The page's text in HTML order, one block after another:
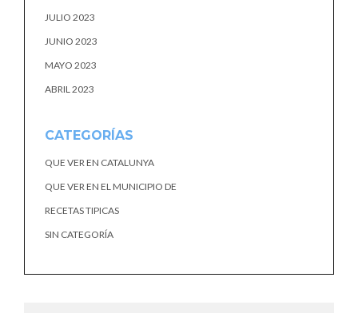
JULIO 2023
JUNIO 2023
MAYO 2023
ABRIL 2023
CATEGORÍAS
QUE VER EN CATALUNYA
QUE VER EN EL MUNICIPIO DE
RECETAS TIPICAS
SIN CATEGORÍA